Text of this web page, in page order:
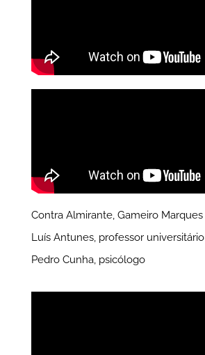
Contra Almirante, Gameiro Marques
Luís Antunes, professor universitário
Pedro Cunha, psicólogo